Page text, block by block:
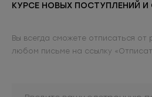
КУРСЕ НОВЫХ ПОСТУПЛЕНИЙ И
Вы всегда сможете отписаться от
любом письме на ссылку